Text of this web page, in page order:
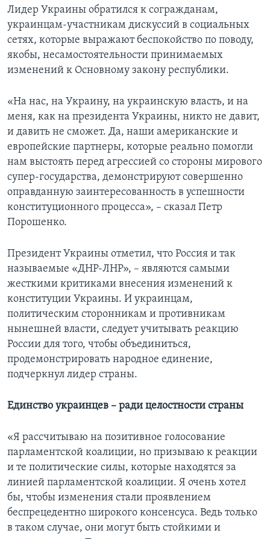
Лидер Украины обратился к согражданам,
украинцам-участникам дискуссий в социальных
сетях, которые выражают беспокойство по поводу,
якобы, несамостоятельности принимаемых
изменений к Основному закону республики.
«На нас, на Украину, на украинскую власть, и на
меня, как на президента Украины, никто не давит,
и давить не сможет. Да, наши американские и
европейские партнеры, которые реально помогли
нам выстоять перед агрессией со стороны мирового
супер-государства, демонстрируют совершенно
оправданную заинтересованность в успешности
конституционного процесса», – сказал Петр
Порошенко.
Президент Украины отметил, что Россия и так
называемые «ДНР-ЛНР», – являются самыми
жесткими критиками внесения изменений к
конституции Украины. И украинцам,
политическим сторонникам и противникам
нынешней власти, следует учитывать реакцию
России для того, чтобы объединиться,
продемонстрировать народное единение,
подчеркнул лидер страны.
Единство украинцев – ради целостности страны
«Я рассчитываю на позитивное голосование
парламентской коалиции, но призываю к реакции
и те политические силы, которые находятся за
линией парламентской коалиции. Я очень хотел
бы, чтобы изменения стали проявлением
беспрецедентно широкого консенсуса. Ведь только
в таком случае, они могут быть стойкими и